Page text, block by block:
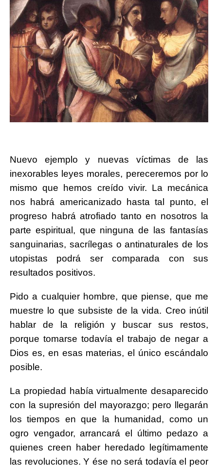
Nuevo ejemplo y nuevas víctimas de las
inexorables leyes morales, pereceremos por lo
mismo que hemos creído vivir. La mecánica
nos habrá americanizado hasta tal punto, el
progreso habrá atrofiado tanto en nosotros la
parte espiritual, que ninguna de las fantasías
sanguinarias, sacrílegas o antinaturales de los
utopistas podrá ser comparada con sus
resultados positivos.
Pido a cualquier hombre, que piense, que me
muestre lo que subsiste de la vida. Creo inútil
hablar de la religión y buscar sus restos,
porque tomarse todavía el trabajo de negar a
Dios es, en esas materias, el único escándalo
posible.
La propiedad había virtualmente desaparecido
con la supresión del mayorazgo; pero llegarán
los tiempos en que la humanidad, como un
ogro vengador, arrancará el último pedazo a
quienes creen haber heredado legítimamente
las revoluciones. Y ése no será todavía el peor